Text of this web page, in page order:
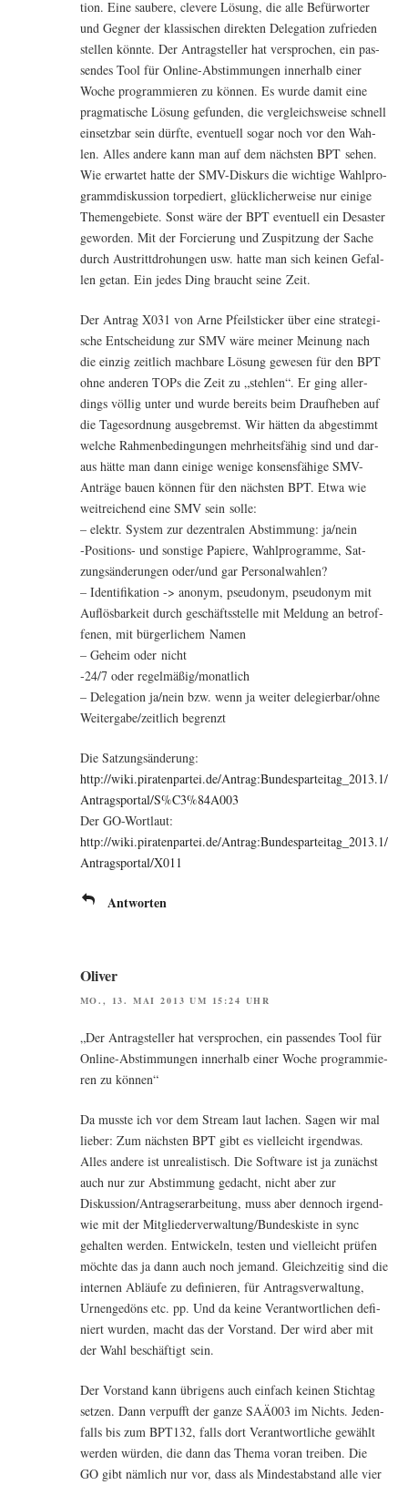
ti­on. Eine sau­be­re, cle­ve­re Lösung, die alle Befür­wor­ter
und Geg­ner der klas­si­schen direk­ten Dele­ga­ti­on zufrie­den
stel­len könn­te. Der Antrag­stel­ler hat ver­spro­chen, ein pas­
sen­des Tool für Online-Abstim­mun­gen inner­halb einer
Woche pro­gram­mie­ren zu kön­nen. Es wur­de damit eine
prag­ma­ti­sche Lösung gefun­den, die ver­gleichs­wei­se schnell
ein­setz­bar sein dürf­te, even­tu­ell sogar noch vor den Wah­
len. Alles ande­re kann man auf dem nächs­ten BPT sehen.
Wie erwar­tet hat­te der SMV-Dis­kurs die wich­ti­ge Wahl­pro­
gramm­dis­kus­si­on tor­pe­diert, glück­li­cher­wei­se nur eini­ge
The­men­ge­bie­te. Sonst wäre der BPT even­tu­ell ein Desas­ter
gewor­den. Mit der For­cie­rung und Zuspit­zung der Sache
durch Aus­tritt­dro­hun­gen usw. hat­te man sich kei­nen Gefal­
len getan. Ein jedes Ding braucht sei­ne Zeit.
Der Antrag X031 von Arne Pfeil­sti­cker über eine stra­te­gi­
sche Ent­schei­dung zur SMV wäre mei­ner Mei­nung nach
die ein­zig zeit­lich mach­ba­re Lösung gewe­sen für den BPT
ohne ande­ren TOPs die Zeit zu „steh­len“. Er ging aller­
dings völ­lig unter und wur­de bereits beim Drauf­he­ben auf
die Tages­ord­nung aus­ge­bremst. Wir hät­ten da abge­stimmt
wel­che Rah­men­be­din­gun­gen mehr­heits­fä­hig sind und dar­
aus hät­te man dann eini­ge weni­ge kon­sens­fä­hi­ge SMV-
Anträ­ge bau­en kön­nen für den nächs­ten BPT. Etwa wie
weit­rei­chend eine SMV sein solle:
– elektr. Sys­tem zur dezen­tra­len Abstim­mung: ja/nein
‑Posi­ti­ons- und sons­ti­ge Papie­re, Wahl­pro­gram­me, Sat­
zungs­än­de­run­gen oder/und gar Personalwahlen?
– Iden­ti­fi­ka­ti­on -> anonym, pseud­onym, pseud­onym mit
Auf­lös­bar­keit durch geschäfts­stel­le mit Mel­dung an betrof­
fe­nen, mit bür­ger­li­chem Namen
– Geheim oder nicht
‑24/7 oder regelmäßig/monatlich
– Dele­ga­ti­on ja/nein bzw. wenn ja wei­ter delegierbar/ohne
Weitergabe/zeitlich begrenzt
Die Sat­zungs­än­de­rung:
http://wiki.piratenpartei.de/Antrag:Bundesparteitag_2013.1/
Antragsportal/S%C3%84A003
Der GO-Wort­laut:
http://wiki.piratenpartei.de/Antrag:Bundesparteitag_2013.1/
Antragsportal/X011
Antworten
Oliver
MO., 13. MAI 2013 UM 15:24 UHR
„Der Antrag­stel­ler hat ver­spro­chen, ein pas­sen­des Tool für
Online-Abstim­mun­gen inner­halb einer Woche pro­gram­mie­
ren zu können“
Da muss­te ich vor dem Stream laut lachen. Sagen wir mal
lie­ber: Zum nächs­ten BPT gibt es viel­leicht irgend­was.
Alles ande­re ist unrea­lis­tisch. Die Soft­ware ist ja zunächst
auch nur zur Abstim­mung gedacht, nicht aber zur
Diskussion/Antragserarbeitung, muss aber den­noch irgend­
wie mit der Mitgliederverwaltung/Bundeskiste in sync
gehal­ten wer­den. Ent­wi­ckeln, tes­ten und viel­leicht prü­fen
möch­te das ja dann auch noch jemand. Gleich­zei­tig sind die
inter­nen Abläu­fe zu defi­nie­ren, für Antrags­ver­wal­tung,
Urnen­ge­döns etc. pp. Und da kei­ne Ver­ant­wort­li­chen defi­
niert wur­den, macht das der Vor­stand. Der wird aber mit
der Wahl beschäf­tigt sein.
Der Vor­stand kann übri­gens auch ein­fach kei­nen Stich­tag
set­zen. Dann ver­pufft der gan­ze SAÄ003 im Nichts. Jeden­
falls bis zum BPT132, falls dort Ver­ant­wort­li­che gewählt
wer­den wür­den, die dann das The­ma vor­an trei­ben. Die
GO gibt näm­lich nur vor, dass als Min­dest­ab­stand alle vier